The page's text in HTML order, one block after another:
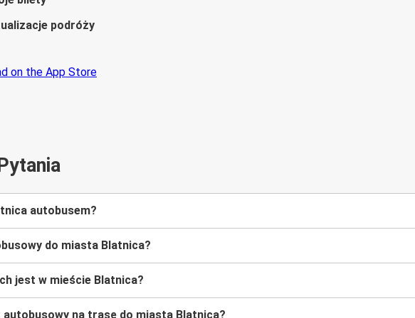
podróży
autobusem?
do miasta Blatnica?
jest w mieście Blatnica?
na trasę do miasta Blatnica?